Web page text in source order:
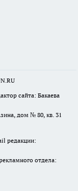
сайта: Бакаева
дом № 80, кв. 31
редакции:
отдела: